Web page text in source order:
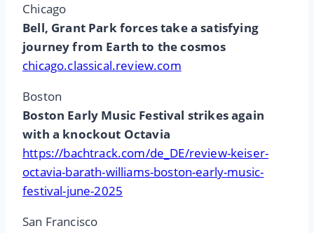
Chicago
Bell, Grant Park forces take a satisfying
journey from Earth to the cosmos
chicago.classical.review.com
Boston
Boston Early Music Festival strikes again
with a knockout Octavia
https://bachtrack.com/de_DE/review-keiser-
octavia-barath-williams-boston-early-music-
festival-june-2025
San Francisco